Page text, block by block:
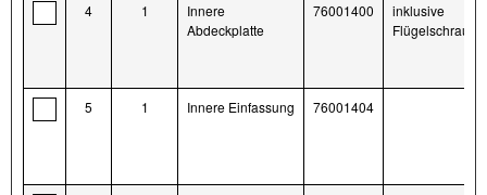
4 1
Innere
Abdeckplatte
76001400
inklusive
5 1 Innere Einfassung 76001404